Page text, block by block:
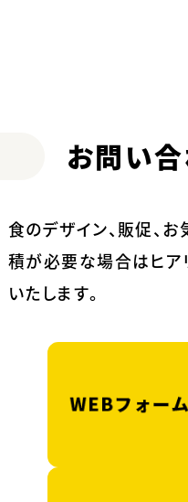
お問い合
食のデザイン、販促、
積が必要な場合はヒア
いたします。